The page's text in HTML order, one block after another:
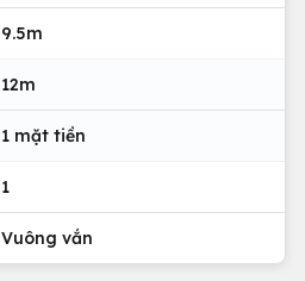
9.5m
12m
1 mặt tiền
1
Vuông vắn